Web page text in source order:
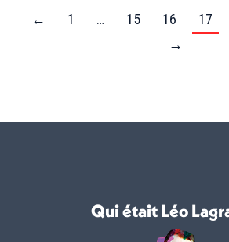
← 1 … 15 16 17
→
Qui était Léo